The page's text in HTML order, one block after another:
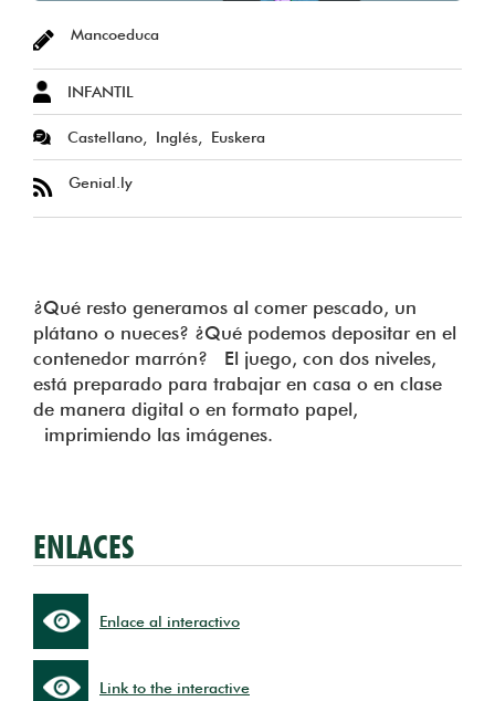
Mancoeduca
INFANTIL
Castellano Inglés Euskera
Genial.ly
¿Qué resto generamos al comer pescado, un
plátano o nueces? ¿Qué podemos depositar en el
contenedor marrón? El juego, con dos niveles,
está preparado para trabajar en casa o en clase
de manera digital o en formato papel,
imprimiendo las imágenes.
ENLACES
Enlace al interactivo
Link to the interactive